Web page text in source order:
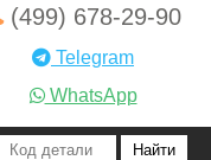
(499) 678-29-90
Telegram
WhatsApp